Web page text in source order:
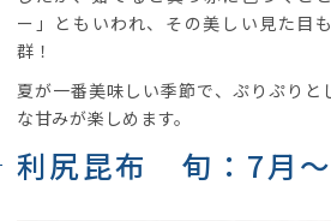
ー」ともいわれ、その美しい見た目
群！
夏が一番美味しい季節で、ぷりぷりと
な甘みが楽しめます。
利尻昆布 旬：7月